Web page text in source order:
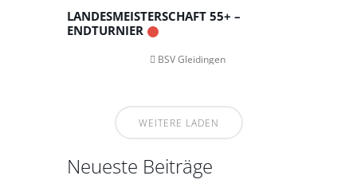
LANDESMEISTERSCHAFT 55+ –
ENDTURNIER
BSV Gleidingen
WEITERE LADEN
Neueste Beiträge